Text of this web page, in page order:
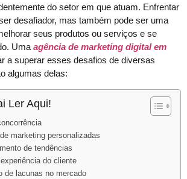
do setor em que atuam. Enfrentar
desafiador, mas também pode ser uma
seus produtos ou serviços e se
Uma agência de marketing digital em
a superar esses desafios de diversas
algumas delas:
Ler Aqui!
marketing personalizadas
de tendências
do cliente
de lacunas no mercado